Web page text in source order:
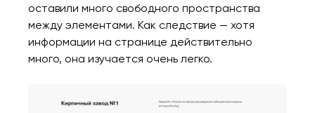
оставили много свободного пространства
между элементами. Как следствие — хотя
информации на странице действительно
много, она изучается очень легко.